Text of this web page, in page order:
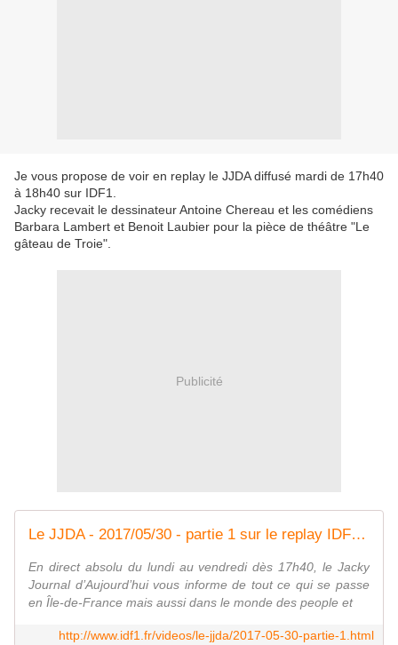
Je vous propose de voir en replay le JJDA diffusé mardi de 17h40
à 18h40 sur IDF1.
Jacky recevait le dessinateur Antoine Chereau et les comédiens
Barbara Lambert et Benoit Laubier pour la pièce de théâtre "Le
gâteau de Troie".
Publicité
Le JJDA - 2017/05/30 - partie 1 sur le replay IDF1 - IDF1
En direct absolu du lundi au vendredi dès 17h40, le Jacky
Journal d’Aujourd’hui vous informe de tout ce qui se passe
en Île-de-France mais aussi dans le monde des people et
http://www.idf1.fr/videos/le-jjda/2017-05-30-partie-1.html